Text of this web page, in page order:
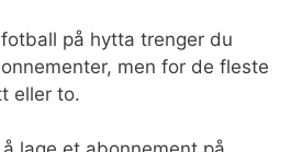
på hytta trenger du
men for de fleste
eller to.